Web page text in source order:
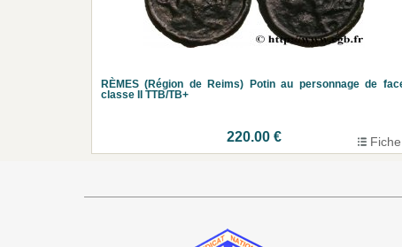
RÈMES (Région de Reims) Potin au personnage de
classe II TTB/TB+
220.00 € Fiche